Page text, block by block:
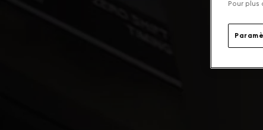
Pour plus